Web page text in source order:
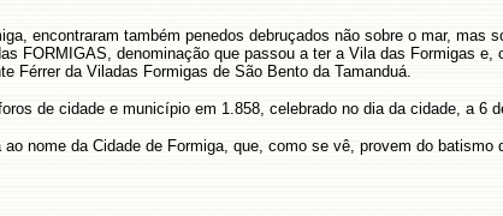
encontraram também penedos debruçados não sobre o mar, mas
FORMIGAS, denominação que passou a ter a Vila das Formigas
Férrer da Viladas Formigas de São Bento da Tamanduá.
de cidade e município em 1.858, celebrado no dia da cidade, a 6
nome da Cidade de Formiga, que, como se vê, provem do batismo